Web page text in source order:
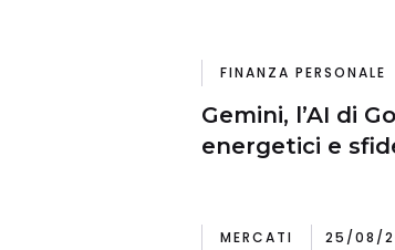
FINANZA PERSONALE
Gemini, l’AI di
energetici e
MERCATI 25/08/